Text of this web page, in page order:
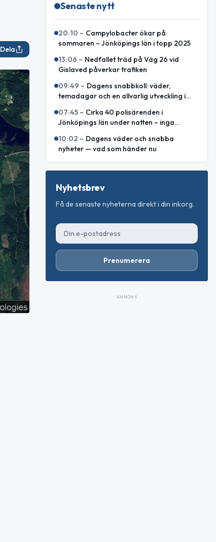
Dela
Senaste nytt
20:10 – Campylobacter ökar på
sommaren – Jönköpings län i topp 2025
13:06 – Nedfallet träd på Väg 26 vid
Gislaved påverkar trafiken
09:49 – Dagens snabbkoll: väder,
temadagar och en allvarlig utveckling i
07:45 – Cirka 40 polisärenden i
Jönköpings län under natten – inga
10:02 – Dagens väder och snabba
nyheter — vad som händer nu
Nyhetsbrev
Få de senaste nyheterna direkt i din inkorg.
Prenumerera
ANNONS